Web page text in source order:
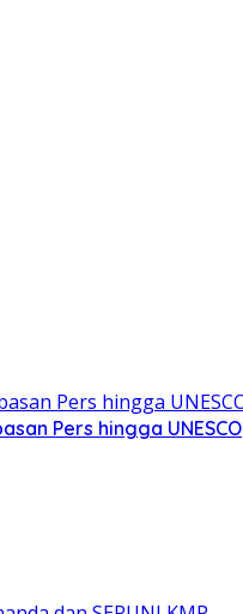
Pers hingga UNESCO